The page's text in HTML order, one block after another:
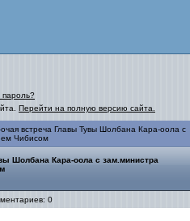
Перейти на полную версию сайта.
встреча Главы Тувы Шолбана Кара-оола с
Чибисом
Шолбана Кара-оола с зам.министра
0